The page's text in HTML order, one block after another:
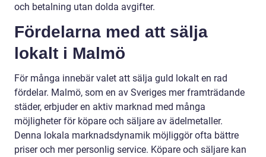
och betalning utan dolda avgifter.
Fördelarna med att sälja
lokalt i Malmö
För många innebär valet att sälja guld lokalt en rad
fördelar. Malmö, som en av Sveriges mer framträdande
städer, erbjuder en aktiv marknad med många
möjligheter för köpare och säljare av ädelmetaller.
Denna lokala marknadsdynamik möjliggör ofta bättre
priser och mer personlig service. Köpare och säljare kan